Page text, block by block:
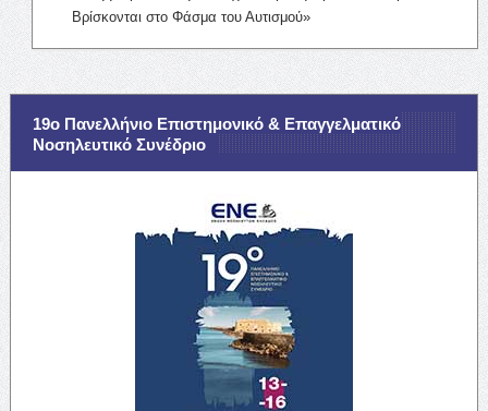
Βρίσκονται στο Φάσμα του Αυτισμού»
19ο Πανελλήνιο Επιστημονικό & Επαγγελματικό
Νοσηλευτικό Συνέδριο